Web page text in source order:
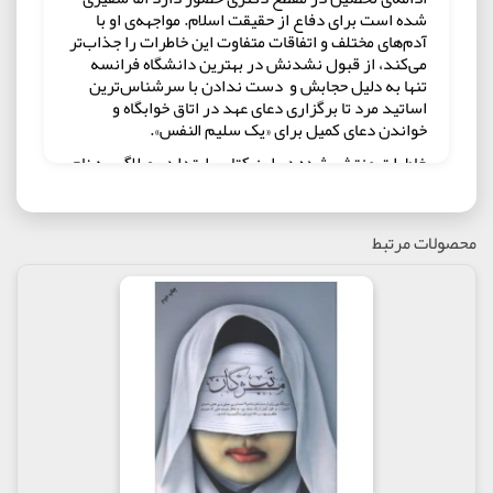
شده است برای دفاع از حقیقت اسلام. مواجهه‌ی او با
آدم‌های مختلف و اتفاقات متفاوت این خاطرات را جذاب‌تر
می‌کند، از قبول نشدنش در بهترین دانشگاه فرانسه
تنها به دلیل حجابش و دست ندادن با سرشناس‌ترین
اساتید مرد تا برگزاری دعای عهد در اتاق خوابگاه و
خواندن دعای کمیل برای «یک سلیم النفس».
خاطرات منتشر شده در این کتاب، ابتدا در وبلاگی به نام
مرور بر آن خاطرات افزوده شده است.
ایشان در این کتاب، حدود سی خاطره را به رشته‌ی تحریر
درآورده و توضیح نیز داده‌اند که این مجموعه در واقع
بخش اندکی از تمام خاطرات ایشان است و ابراز
امیدواری کرده‌اند بتوانند فصل‌های بعدی این کتاب را
نیز بنویسند.وی در بخشی از وبلاگ خود نوشته: «چند
سال پیش وقتی برای تحصیل وارد فرانسه شدم، فکر
می‌کردم فقط یک دانشجوی دکترای طراحی صنعتی هستم.
اما دقایق زیادی نگذشت تا بفهمم پیش از اینکه دانشجو
باشم در هر مقطع یا هر رشته‌ای، نماینده ایرانم و رفتار و
گفتارم بیش از اینکه معرف "من" باشند، معرف یک
مسلمان ایرانی است. برای کسی مهم نبود من چه می‌کنم
و چه می‌خوانم. چیزی که اطرافیانم می‌خواستند بدانند
محصولات مرتبط